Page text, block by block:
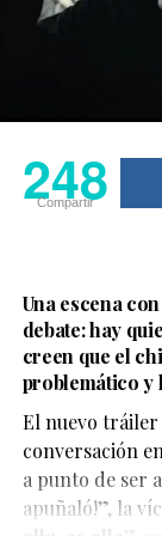
Violencia
coincidido en
y la after
Pero esta vez,
para que las
La boda del
de los eventos
cantante
ofreciera un
248
Compartir
Una escena
debate: hay
creen que el
problemático y
El nuevo tráiler
conversación
a punto de ser
apuñaló!”, la